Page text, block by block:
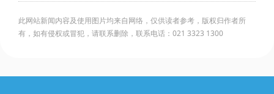
此网站新闻内容及使用图片均来自网络，仅供读者参考，版权归作者所
有，如有侵权或冒犯，请联系删除，联系电话：021 3323 1300